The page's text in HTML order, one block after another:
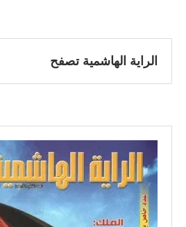
الراية الهاشمية تصفح